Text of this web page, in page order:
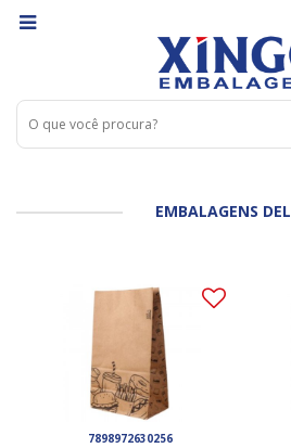
EMBALAGENS
7898972630256